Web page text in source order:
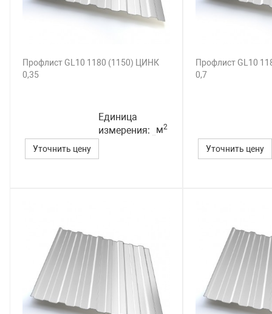
Профлист GL10 1180 (1150) ЦИНК
0,35
Уточнить цену
Единица
измерения
м2
Профлист GL10
0,7
Уточнить цену